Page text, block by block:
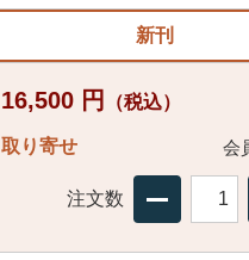
新刊
16,500 円 （税込）
取り寄せ 会
注文数